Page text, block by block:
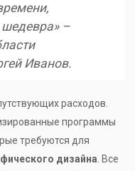
–
Иванов.
расходов.
программы
требуются для
дизайна . Все